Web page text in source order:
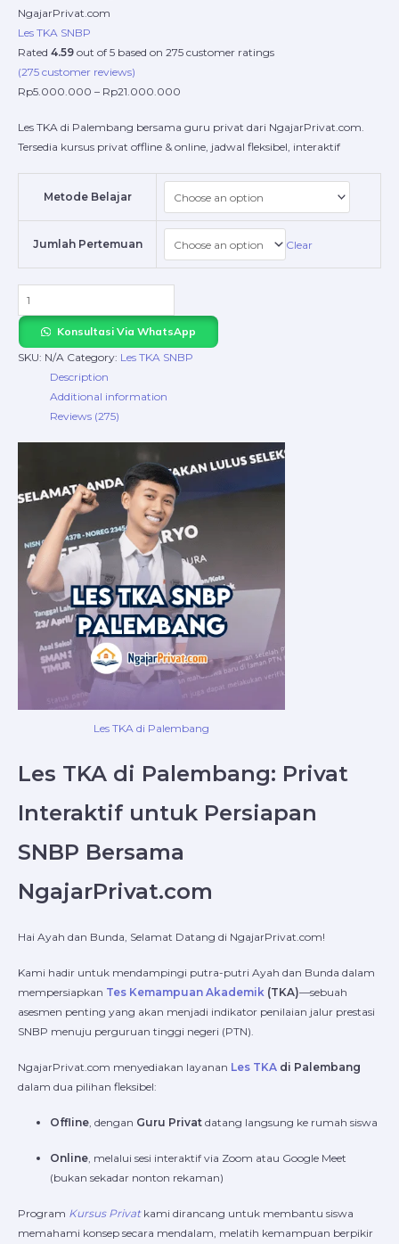
NgajarPrivat.com
Les TKA SNBP
Rated 4.59 out of 5 based on 275 customer ratings
(275 customer reviews)
Rp5.000.000 – Rp21.000.000
Les TKA di Palembang bersama guru privat dari NgajarPrivat.com.
Tersedia kursus privat offline & online, jadwal fleksibel, interaktif
Metode Belajar
Jumlah Pertemuan Clear
Konsultasi Via WhatsApp
SKU: N/A Category: Les TKA SNBP
Description
Additional information
Reviews (275)
Les TKA di Palembang
Les TKA di Palembang: Privat
Interaktif untuk Persiapan
SNBP Bersama
NgajarPrivat.com
Hai Ayah dan Bunda, Selamat Datang di NgajarPrivat.com!
Kami hadir untuk mendampingi putra-putri Ayah dan Bunda dalam
mempersiapkan Tes Kemampuan Akademik (TKA)—sebuah
asesmen penting yang akan menjadi indikator penilaian jalur prestasi
SNBP menuju perguruan tinggi negeri (PTN).
NgajarPrivat.com menyediakan layanan Les TKA di Palembang
dalam dua pilihan fleksibel:
Offline , dengan Guru Privat datang langsung ke rumah siswa
Online , melalui sesi interaktif via Zoom atau Google Meet
(bukan sekadar nonton rekaman)
Program Kursus Privatkami dirancang untuk membantu siswa
memahami konsep secara mendalam, melatih kemampuan berpikir